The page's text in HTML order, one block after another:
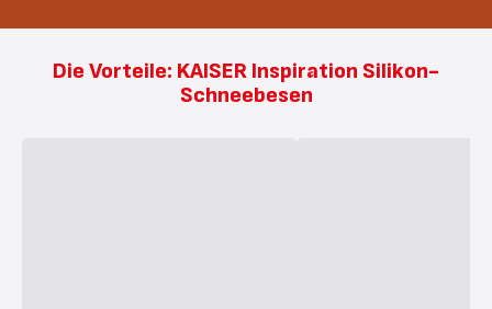
Die Vorteile: KAISER Inspiration Silikon-
Schneebesen